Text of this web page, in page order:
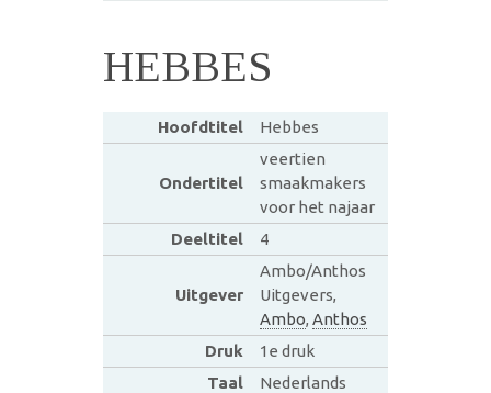
HEBBES
Hoofdtitel Hebbes
Ondertitel
veertien
smaakmakers
voor het najaar
Deeltitel
4
Uitgever
Ambo/Anthos
Uitgevers,
Ambo, Anthos
Druk
1e druk
Taal
Nederlands